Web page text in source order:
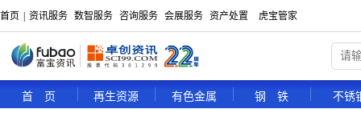
首页 资讯服务 数智服务 咨询服务 会展服务 资产处置 虎宝管家
首 页 再生资源 有色金属 钢 铁 不锈